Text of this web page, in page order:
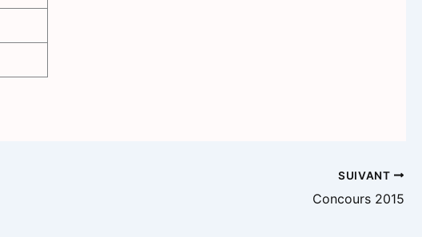
SUIVANT
Concours 2015